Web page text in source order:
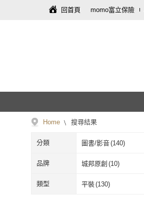
回首頁 momo富立保險
Home 搜尋結果
分類 圖書/影音(140)
品牌 城邦原創 (10)
南門書局(
城邦原創
類型 平裝(130)